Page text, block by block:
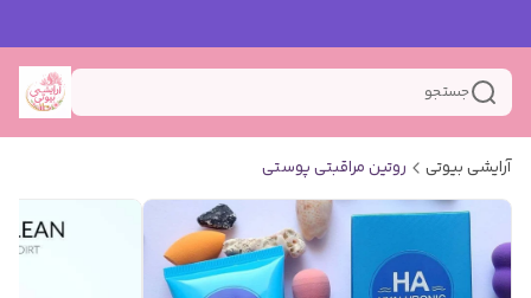
جستجو
آرایشی بیوتی روتین مراقبتی پوستی